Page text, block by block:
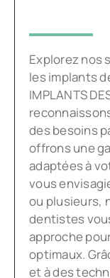
Explorez nos
les implants
IMPLANTS
des besoins
offrons une
adaptées à
vous
ou plusieurs,
dentistes
approche
optimaux.
et à des